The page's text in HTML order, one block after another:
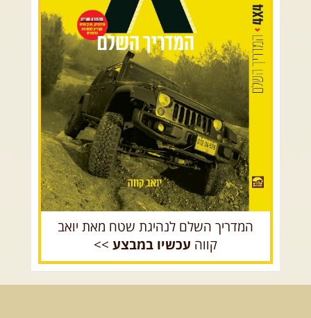
מדבר יהודה וים המלח
צפון ומערב הנגב
הר הנגב והערבה
רכב שטח רך רכב שטח קשוח
המדריך השלם לנהיגת שטח מאת יואב
קווה עכשיו במבצע >>